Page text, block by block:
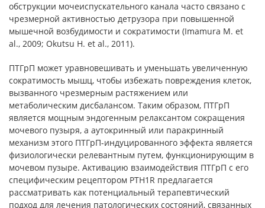
обструкции мочеиспускательного канала часто связано с
чрезмерной активностью детрузора при повышенной
мышечной возбудимости и сократимости (Imamura M. et
al., 2009; Okutsu H. et al., 2011).
ПТГрП может уравновешивать и уменьшать увеличенную
сократимость мышц, чтобы избежать повреждения клеток,
вызванного чрезмерным растяжением или
метаболическим дисбалансом. Таким образом, ПТГрП
является мощным эндогенным релаксантом сокращения
мочевого пузыря, а аутокринный или паракринный
механизм этого ПТГрП-индуцированного эффекта является
физиологически релевантным путем, функционирующим в
мочевом пузыре. Активацию взаимодействия ПТГрП с его
специфическим рецептором PTH1R предлагается
рассматривать как потенциальный терапевтический
подход для лечения патологических состояний, связанных